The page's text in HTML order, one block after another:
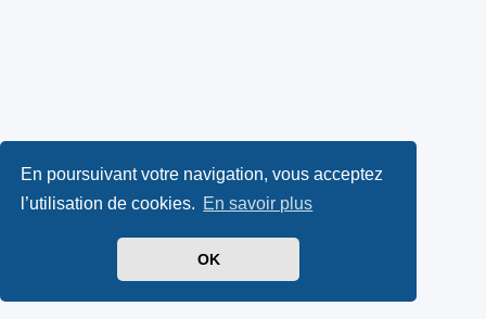
En poursuivant votre navigation, vous acceptez
l’utilisation de cookies. En savoir plus
OK